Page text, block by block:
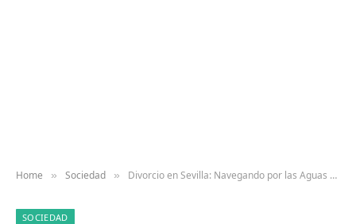
Home » Sociedad » Divorcio en Sevilla: Navegando por las Aguas Turbulentas del Cambio y la Renovación
SOCIEDAD